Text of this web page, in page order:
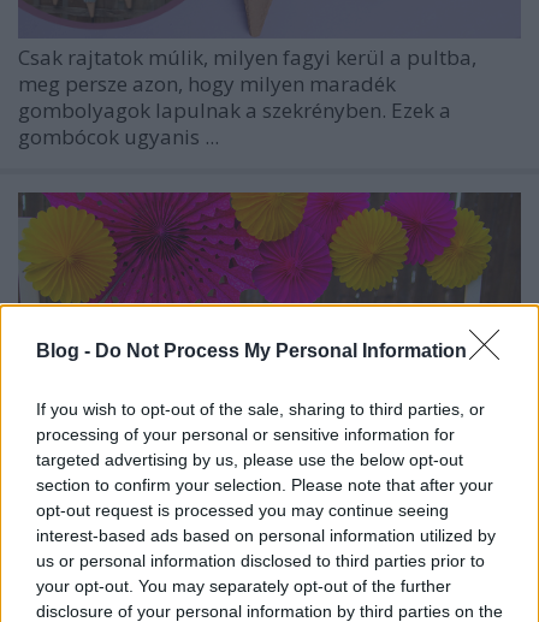
Blog - Do Not Process My Personal Information
If you wish to opt-out of the sale, sharing to third parties, or
processing of your personal or sensitive information for
targeted advertising by us, please use the below opt-out
section to confirm your selection. Please note that after your
opt-out request is processed you may continue seeing
interest-based ads based on personal information utilized by
us or personal information disclosed to third parties prior to
your opt-out. You may separately opt-out of the further
disclosure of your personal information by third parties on the
Csak rajtatok múlik, milyen fagyi kerül a pultba,
meg persze azon, hogy milyen maradék
gombolyagok lapulnak a szekrényben. Ezek a
gombócok ugyanis ...
Játékajánló gyereknapra nem csak
kézügyeskedőknek